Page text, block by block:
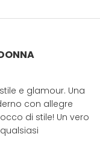
e glamour. Una
con allegre
di stile! Un vero